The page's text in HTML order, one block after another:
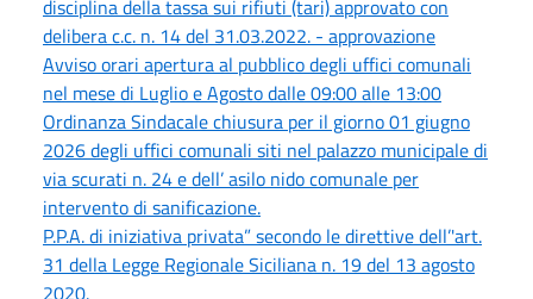
disciplina della tassa sui rifiuti (tari) approvato con
delibera c.c. n. 14 del 31.03.2022. - approvazione
Avviso orari apertura al pubblico degli uffici comunali
nel mese di Luglio e Agosto dalle 09:00 alle 13:00
Ordinanza Sindacale chiusura per il giorno 01 giugno
2026 degli uffici comunali siti nel palazzo municipale di
via scurati n. 24 e dell’ asilo nido comunale per
intervento di sanificazione.
P.P.A. di iniziativa privata” secondo le direttive dell’'art.
31 della Legge Regionale Siciliana n. 19 del 13 agosto